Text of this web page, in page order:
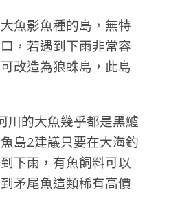
魚影魚種的島，無特
，若遇到下雨非常容
改造為狼蛛島，此島
川的大魚幾乎都是黑鱸
島2建議只要在大海釣
下雨，有魚飼料可以
矛尾魚這類稀有高價